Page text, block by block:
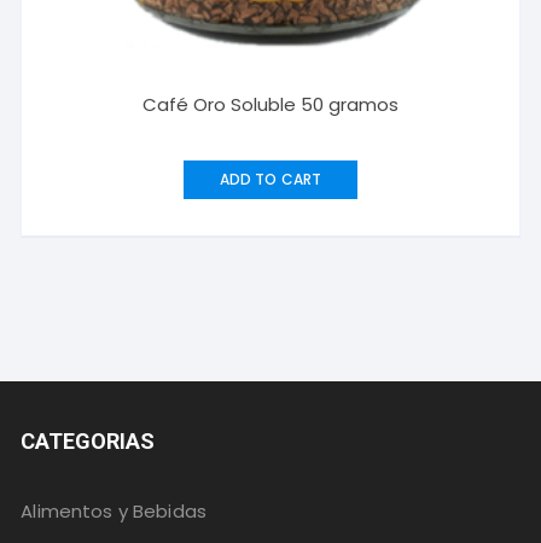
Café Oro Soluble 50 gramos
ADD TO CART
CATEGORIAS
Alimentos y Bebidas